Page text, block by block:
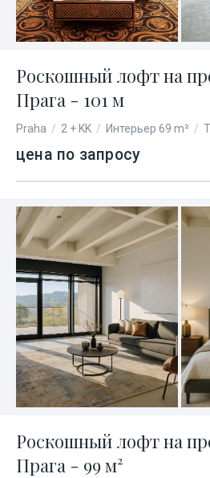
Роскошный лофт на
Прага - 101 м
Praha / 2 + KK / Интерьер 69 m² /
цена по запросу
Роскошный лофт на
Прага - 99 м²